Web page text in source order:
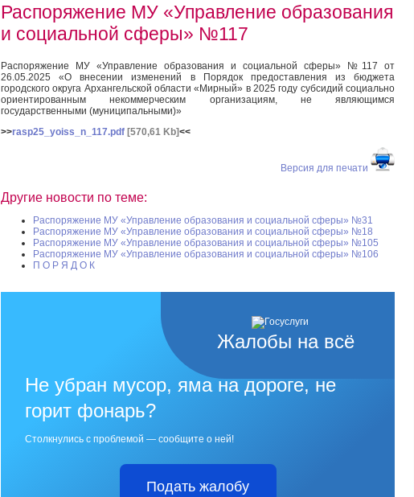
Распоряжение МУ «Управление образования
и социальной сферы» №117
Распоряжение МУ «Управление образования и социальной сферы» №117 от
26.05.2025 «О внесении изменений в Порядок предоставления из бюджета
городского округа Архангельской области «Мирный» в 2025 году субсидий социально
ориентированным некоммерческим организациям, не являющимся
государственными (муниципальными)»
>>rasp25_yoiss_n_117.pdf [570,61 Kb]<<
Версия для печати
Другие новости по теме:
Распоряжение МУ «Управление образования и социальной сферы» №31
Распоряжение МУ «Управление образования и социальной сферы» №18
Распоряжение МУ «Управление образования и социальной сферы» №105
Распоряжение МУ «Управление образования и социальной сферы» №106
П О Р Я Д О К
Жалобы на всё
Не убран мусор, яма на дороге, не
горит фонарь?
Столкнулись с проблемой — сообщите о ней!
Подать жалобу